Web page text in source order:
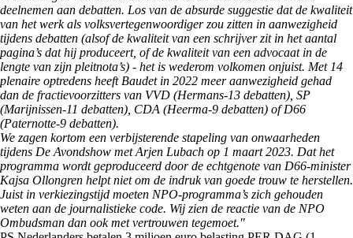
deelnemen aan debatten. Los van de absurde suggestie dat de kwaliteit
van het werk als volksvertegenwoordiger zou zitten in aanwezigheid
tijdens debatten (alsof de kwaliteit van een schrijver zit in het aantal
pagina’s dat hij produceert, of de kwaliteit van een advocaat in de
lengte van zijn pleitnota’s) - het is wederom volkomen onjuist. Met 14
plenaire optredens heeft Baudet in 2022 meer aanwezigheid gehad
dan de fractievoorzitters van VVD (Hermans-13 debatten), SP
(Marijnissen-11 debatten), CDA (Heerma-9 debatten) of D66
(Paternotte-9 debatten).
We zagen kortom een verbijsterende stapeling van onwaarheden
tijdens De Avondshow met Arjen Lubach op 1 maart 2023. Dat het
programma wordt geproduceerd door de echtgenote van D66-minister
Kajsa Ollongren helpt niet om de indruk van goede trouw te herstellen.
Juist in verkiezingstijd moeten NPO-programma’s zich gehouden
weten aan de journalistieke code. Wij zien de reactie van de NPO
Ombudsman dan ook met vertrouwen tegemoet."